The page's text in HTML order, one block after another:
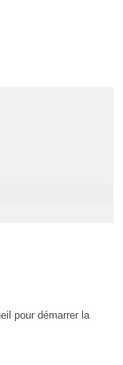
pour démarrer la